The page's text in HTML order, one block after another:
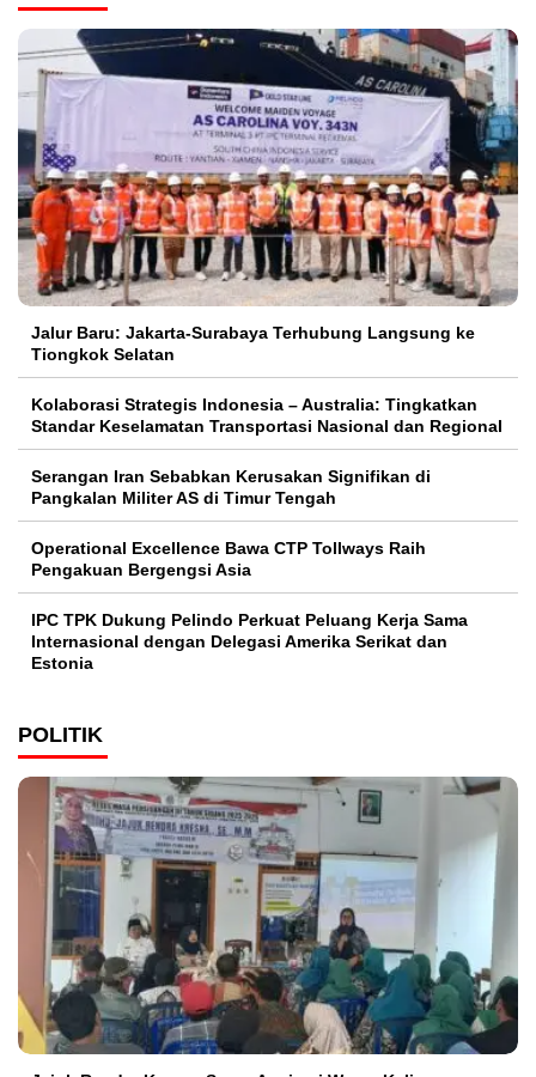
Jalur Baru: Jakarta-Surabaya Terhubung Langsung ke
Tiongkok Selatan
Kolaborasi Strategis Indonesia – Australia: Tingkatkan
Standar Keselamatan Transportasi Nasional dan Regional
Serangan Iran Sebabkan Kerusakan Signifikan di
Pangkalan Militer AS di Timur Tengah
Operational Excellence Bawa CTP Tollways Raih
Pengakuan Bergengsi Asia
IPC TPK Dukung Pelindo Perkuat Peluang Kerja Sama
Internasional dengan Delegasi Amerika Serikat dan
Estonia
POLITIK